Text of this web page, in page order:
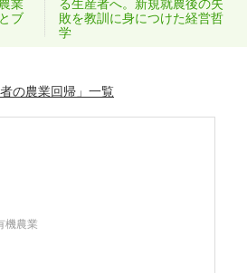
業
ブ
る生産者へ。新規就農後の失
敗を教訓に身につけた経営哲
学
者の農業回帰」
機農業